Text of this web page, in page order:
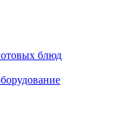
блюд